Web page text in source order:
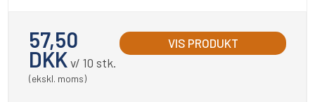
57,50
DKKv/ 10 stk.
(ekskl. moms)
VIS PRODUKT